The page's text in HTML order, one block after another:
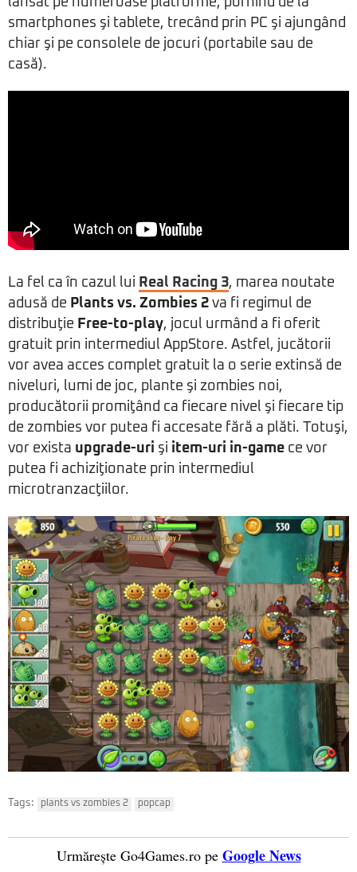
smartphones şi tablete, trecând prin PC şi ajungând
chiar şi pe consolele de jocuri (portabile sau de
casă).
La fel ca în cazul lui Real Racing 3, marea noutate
adusă de Plants vs. Zombies 2 va fi regimul de
distribuţie Free-to-play, jocul urmând a fi oferit
gratuit prin intermediul AppStore. Astfel, jucătorii
vor avea acces complet gratuit la o serie extinsă de
niveluri, lumi de joc, plante şi zombies noi,
producătorii promiţând ca fiecare nivel şi fiecare tip
de zombies vor putea fi accesate fără a plăti. Totuşi,
vor exista upgrade-uri şi item-uri in-game ce vor
putea fi achiziţionate prin intermediul
microtranzacţiilor.
Tags: plants vs zombies 2 popcap
Urmărește Go4Games.ro pe Google News